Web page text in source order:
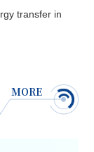
transfer in
MORE